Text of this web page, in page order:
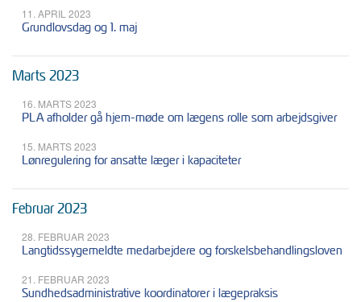
11. APRIL 2023
Grundlovsdag og 1. maj
Marts 2023
16. MARTS 2023
PLA afholder gå hjem-møde om lægens rolle som arbejdsgiver
15. MARTS 2023
Lønregulering for ansatte læger i kapaciteter
Februar 2023
28. FEBRUAR 2023
Langtidssygemeldte medarbejdere og forskelsbehandlingsloven
21. FEBRUAR 2023
Sundhedsadministrative koordinatorer i lægepraksis